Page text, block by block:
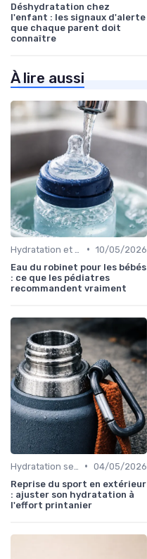
Déshydratation chez
l'enfant : les signaux d'alerte
que chaque parent doit
connaître
À lire aussi
• 10/05/2026
Eau du robinet pour les bébés
: ce que les pédiatres
recommandent vraiment
• 04/05/2026
Reprise du sport en extérieur
: ajuster son hydratation à
l'effort printanier